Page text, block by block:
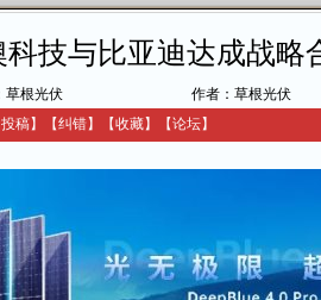
技与比亚迪达成战略
草根光伏
作者：草根光伏
投稿】 【纠错】 【收藏】 【论坛】